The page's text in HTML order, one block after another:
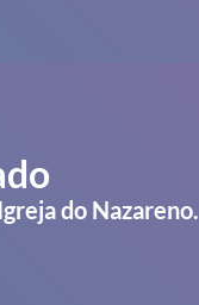
do Nazareno.